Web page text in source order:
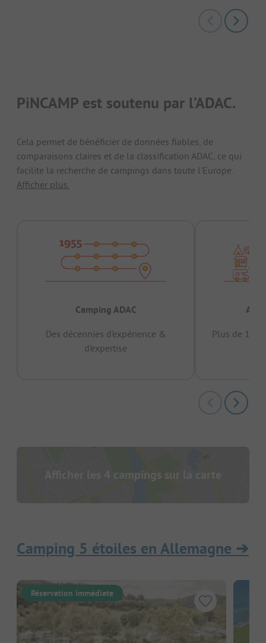
PiNCAMP est soutenu par l’ADAC.
Cela permet de bénéficier de données fiables, de
comparaisons claires et de la classification ADAC, ce qui
facilite la recherche de campings dans toute l'Europe.
Afficher plus.
Camping ADAC
Des décennies d’expérience &
d’expertise
Plus de 15
Afficher les 4 campings sur la carte
Camping 5 étoiles en Allemagne ➔
Réservation immédiate